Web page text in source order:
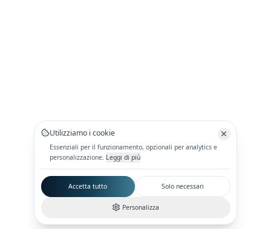
Utilizziamo i cookie
Essenziali per il funzionamento, opzionali per analytics e
personalizzazione. Leggi di più
Accetta tutto Solo necessari
Personalizza